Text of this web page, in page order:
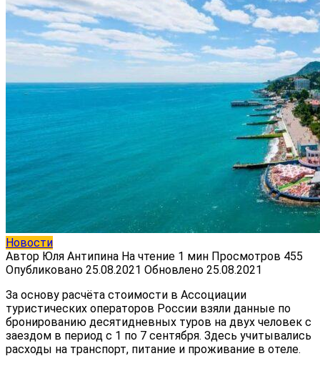
Новости
Автор Юля Антипина На чтение 1 мин Просмотров 455
Опубликовано 25.08.2021 Обновлено 25.08.2021
За основу расчёта стоимости в Ассоциации
туристических операторов России взяли данные по
бронированию десятидневных туров на двух человек с
заездом в период с 1 по 7 сентября. Здесь учитывались
расходы на транспорт, питание и проживание в отеле.